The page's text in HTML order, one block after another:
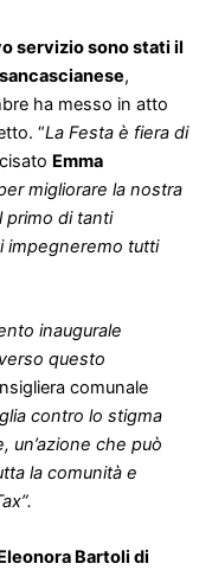
servizio sono stati il
,
ha messo in atto
“La Festa è fiera di
Emma
migliorare la nostra
primo di tanti
impegneremo tutti
inaugurale
questo
comunale
contro lo stigma
un’azione che può
la comunità e
Bartoli di